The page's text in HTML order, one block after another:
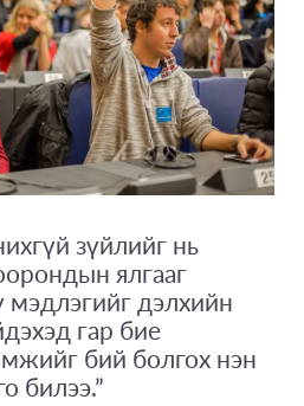
зүйлийг нь
ялгааг
мэдлэгийг дэлхийн
гар бие
бий болгох нэн
билээ.”